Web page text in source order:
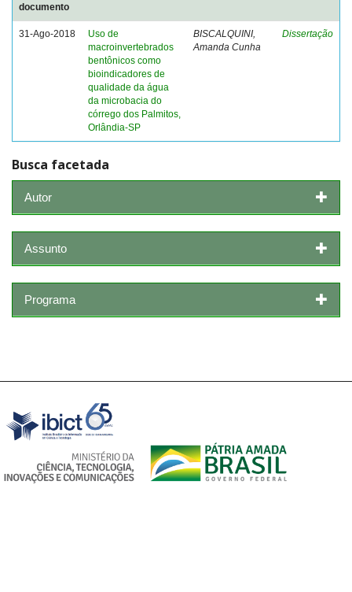
documento
31-Ago-2018
Uso de
macroinvertebrados
bentônicos como
bioindicadores de
qualidade da água
da microbacia do
córrego dos Palmitos,
Orlândia-SP
BISCALQUINI,
Amanda Cunha
Dissertação
Busca facetada
Autor
Assunto
Programa